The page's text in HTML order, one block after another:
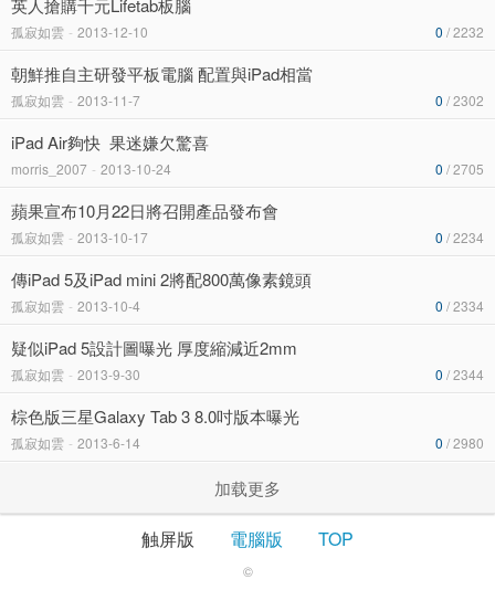
英人搶購千元Lifetab板腦
孤寂如雲 - 2013-12-10 0 / 2232
朝鮮推自主研發平板電腦 配置與iPad相當
孤寂如雲 - 2013-11-7 0 / 2302
iPad Air夠快 果迷嫌欠驚喜
morris_2007 - 2013-10-24 0 / 2705
蘋果宣布10月22日將召開產品發布會
孤寂如雲 - 2013-10-17 0 / 2234
傳iPad 5及iPad mini 2將配800萬像素鏡頭
孤寂如雲 - 2013-10-4 0 / 2334
疑似iPad 5設計圖曝光 厚度縮減近2mm
孤寂如雲 - 2013-9-30 0 / 2344
棕色版三星Galaxy Tab 3 8.0吋版本曝光
孤寂如雲 - 2013-6-14 0 / 2980
加载更多
触屏版 電腦版 TOP
©